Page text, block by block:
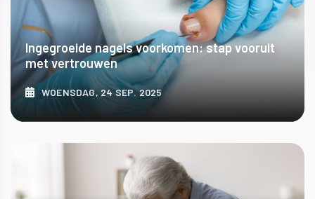
Ingegroeide nagels voorkomen: stap vooruit
met vertrouwen
WOENSDAG, 24 SEP. 2025
ONTDEK MEER